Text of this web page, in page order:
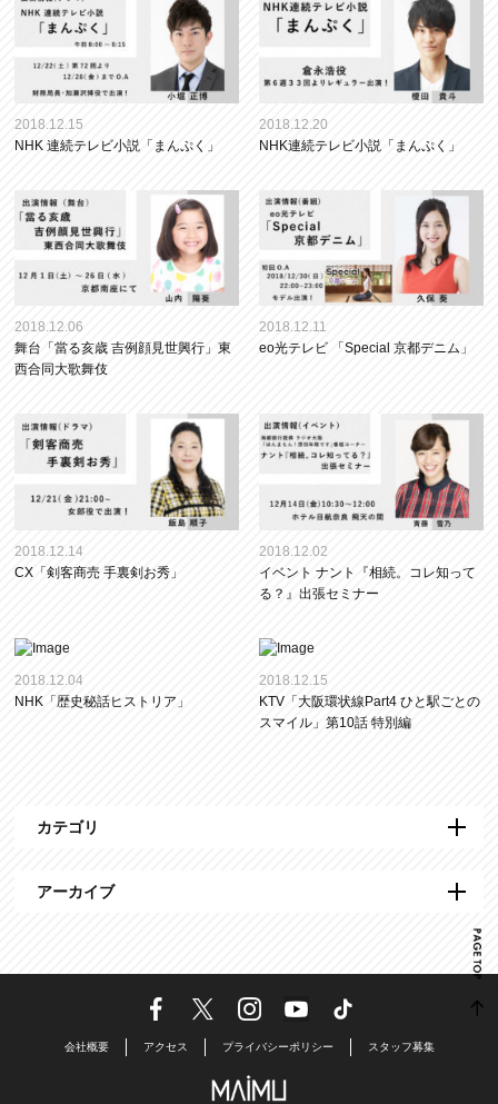
2018.12.15
NHK 連続テレビ小説「まんぷく」
2018.12.20
NHK連続テレビ小説「まんぷく」
2018.12.06
舞台「當る亥歳 吉例顔見世興行」東
西合同大歌舞伎
2018.12.11
eo光テレビ 「Special 京都デニム」
2018.12.14
CX「剣客商売 手裏剣お秀」
2018.12.02
イベント ナント『相続。コレ知って
る？』出張セミナー
2018.12.04
NHK「歴史秘話ヒストリア」
2018.12.15
KTV「大阪環状線Part4 ひと駅ごとの
スマイル」第10話 特別編
カテゴリ
アーカイブ
会社概要 アクセス プライバシーポリシー スタッフ募集